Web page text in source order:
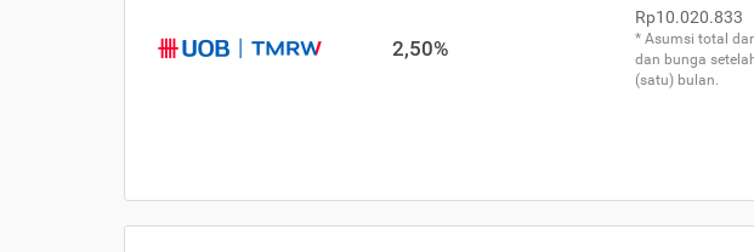
2,50%
Rp10.020.833
* Asumsi total
dan bunga
(satu) bulan.